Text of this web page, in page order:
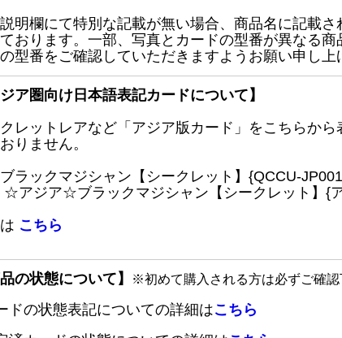
明欄にて特別な記載が無い場合、商品名に記載
おります。一部、写真とカードの型番が異なる
型番をご確認していただきますようお願い申し上
ジア圏向け日本語表記カードについて】
レットレアなど「アジア版カード」をこちらか
りません。
ラックマジシャン【シークレット】{QCCU-
☆アジア☆ブラックマジシャン【シークレット】{
こちら
品の状態について】 ※初めて購入される方は必ずご確認
ドの状態表記についての詳細はこちら